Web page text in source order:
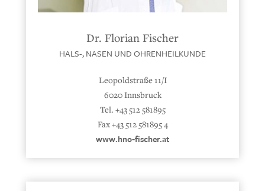
Dr. Florian Fischer
HALS-, NASEN UND OHRENHEILKUNDE
Leopoldstraße 11/I
6020 Innsbruck
Tel. +43 512 581895
Fax +43 512 581895 4
www.hno-fischer.at